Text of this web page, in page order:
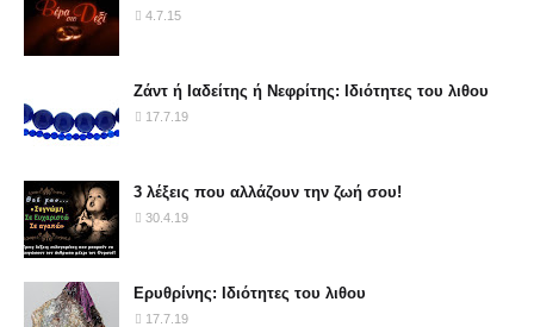
4.7.15
Ζάντ ή Ιαδείτης ή Νεφρίτης: Ιδιότητες του λιθου
17.7.19
3 λέξεις που αλλάζουν την ζωή σου!
30.4.19
Ερυθρίνης: Ιδιότητες του λιθου
17.7.19